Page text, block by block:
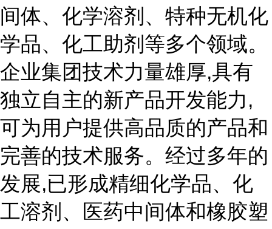
间体、化学溶剂、特种无机化
学品、化工助剂等多个领域。
企业集团技术力量雄厚,具有
独立自主的新产品开发能力,
可为用户提供高品质的产品和
完善的技术服务。经过多年的
发展,已形成精细化学品、化
工溶剂、医药中间体和橡胶塑